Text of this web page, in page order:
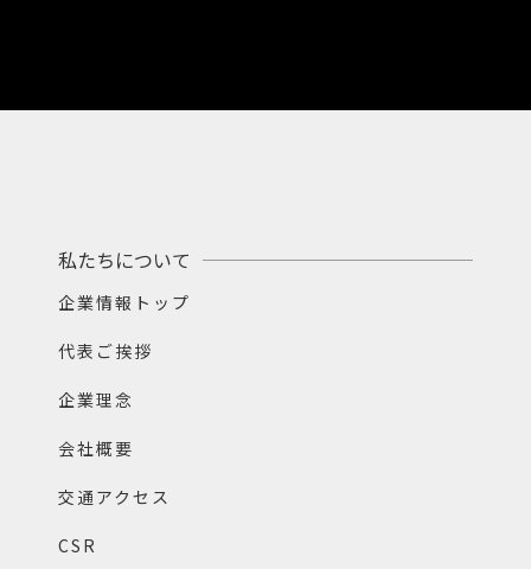
私たちについて
企業情報トップ
代表ご挨拶
企業理念
会社概要
交通アクセス
CSR